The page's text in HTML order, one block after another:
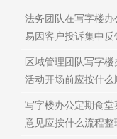
法务团队在写字楼
易因客户投诉集中反
区域管理团队写字
活动开场前应按什么
写字楼办公定期食
意见应按什么流程整